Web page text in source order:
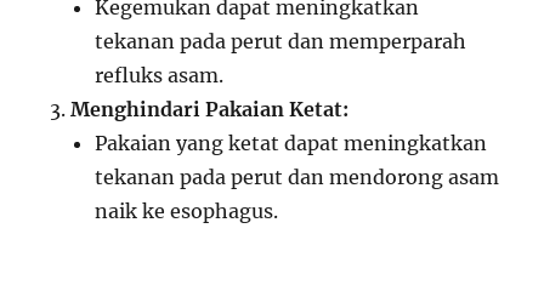
Kegemukan dapat meningkatkan
tekanan pada perut dan memperparah
refluks asam.
Menghindari Pakaian Ketat:
Pakaian yang ketat dapat meningkatkan
tekanan pada perut dan mendorong asam
naik ke esophagus.